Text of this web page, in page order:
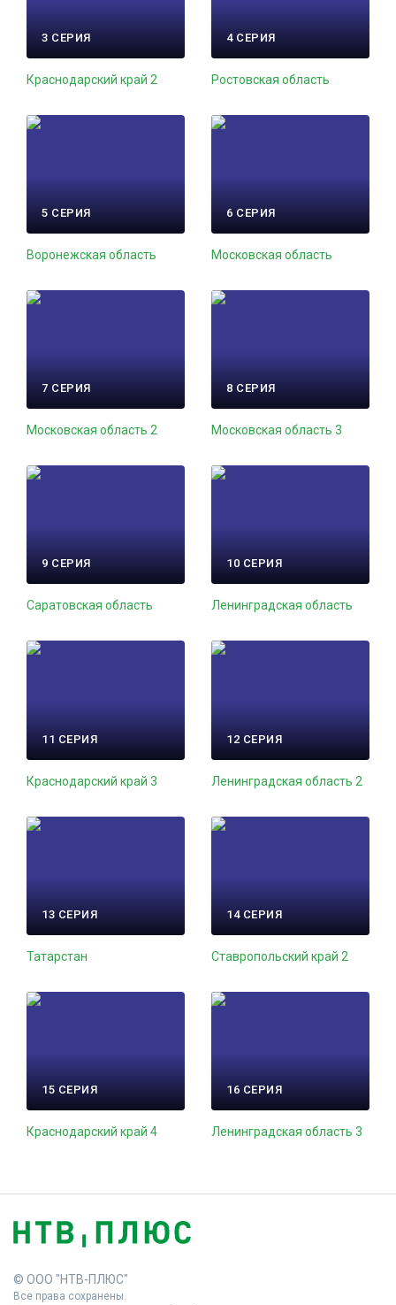
3 СЕРИЯ
Краснодарский край 2
4 СЕРИЯ
Ростовская область
5 СЕРИЯ
Воронежская область
6 СЕРИЯ
Московская область
7 СЕРИЯ
Московская область 2
8 СЕРИЯ
Московская область 3
9 СЕРИЯ
Саратовская область
10 СЕРИЯ
Ленинградская область
11 СЕРИЯ
Краснодарский край 3
12 СЕРИЯ
Ленинградская область 2
13 СЕРИЯ
Татарстан
14 СЕРИЯ
Ставропольский край 2
15 СЕРИЯ
Краснодарский край 4
16 СЕРИЯ
Ленинградская область 3
© ООО "НТВ-ПЛЮС"
Все права сохранены.